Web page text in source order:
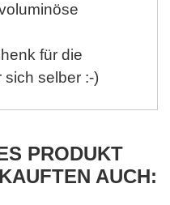
für die
sich selber :-)
PRODUKT
AUCH: